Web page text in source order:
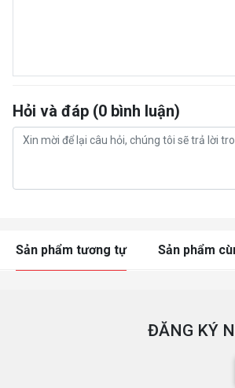
Hỏi và đáp (0 bình luận)
Sản phẩm tương tự Sản phẩm
ĐĂNG KÝ